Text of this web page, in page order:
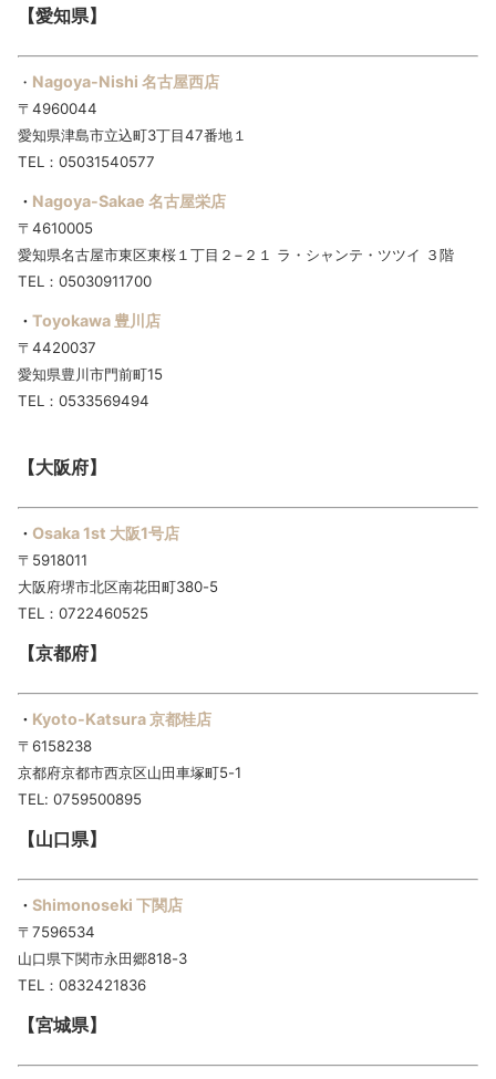
【愛知県】
・ Nagoya-Nishi 名古屋西店
〒4960044
愛知県津島市立込町3丁目47番地１
TEL：05031540577
・ Nagoya-Sakae 名古屋栄店
〒4610005
愛知県名古屋市東区東桜１丁目２−２１ ラ・シャンテ・ツツイ ３階
TEL：05030911700
・ Toyokawa 豊川店
〒4420037
愛知県豊川市門前町15
TEL：0533569494
【大阪府】
・ Osaka 1st 大阪1号店
〒5918011
大阪府堺市北区南花田町380-5
TEL：0722460525
【京都府】
・ Kyoto-Katsura 京都桂店
〒6158238
京都府京都市西京区山田車塚町5-1
TEL: 0759500895
【山口県】
・ Shimonoseki 下関店
〒7596534
山口県下関市永田郷818-3
TEL：0832421836
【宮城県】